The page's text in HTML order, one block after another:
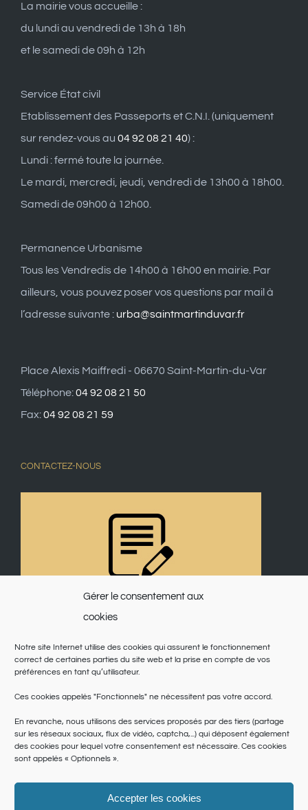
Gérer le consentement aux
cookies
Notre site Internet utilise des cookies qui assurent le fonctionnement
correct de certaines parties du site web et la prise en compte de vos
préférences en tant qu’utilisateur.
Ces cookies appelés "Fonctionnels" ne nécessitent pas votre accord.
En revanche, nous utilisons des services proposés par des tiers (partage
sur les réseaux sociaux, flux de vidéo, captcha,...) qui déposent également
des cookies pour lequel votre consentement est nécessaire. Ces cookies
sont appelés « Optionnels ».
Accepter les cookies
La mairie vous accueille :
du lundi au vendredi de 13h à 18h
et le samedi de 09h à 12h
Service État civil
Etablissement des Passeports et C.N.I. (uniquement
sur rendez-vous au 04 92 08 21 40) :
Lundi : fermé toute la journée.
Le mardi, mercredi, jeudi, vendredi de 13h00 à 18h00.
Samedi de 09h00 à 12h00.
Permanence Urbanisme
Tous les Vendredis de 14h00 à 16h00 en mairie. Par
ailleurs, vous pouvez poser vos questions par mail à
l’adresse suivante : urba@saintmartinduvar.fr
Place Alexis Maiffredi - 06670 Saint-Martin-du-Var
Téléphone:04 92 08 21 50
Fax:04 92 08 21 59
CONTACTEZ-NOUS